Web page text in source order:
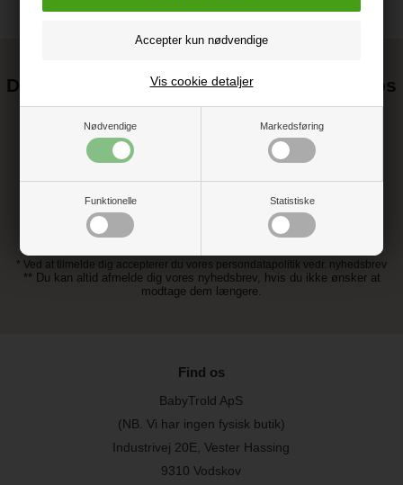
Nødvendige Markedsføring
Funktionelle Statistiske
Vis cookie detaljer
Det kan blive endnu billigere at handle hos
os! ;-)
Tilmeld dig vores nyhedsbrev og gå ikke glip af gode tilbud
* Ved at tilmelde dig accepterer du vores persondatapolitik vedr. nyhedsbrev
** Du kan altid afmelde dig vores nyhedsbrev, hvis du ikke ønsker at
modtage dem længere.
Find os
BabyTrold ApS
(NB. Vi har ingen fysisk butik)
Industrivej 20E, Vester Hassing
9310 Vodskov